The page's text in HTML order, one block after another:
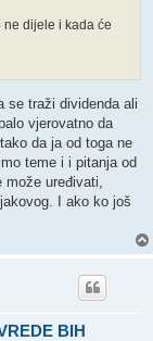
dijele i kada će
se traži dividenda ali
vjerovatno da
da ja od toga ne
teme i i pitanja od
uređivati,
I ako ko još
BIH